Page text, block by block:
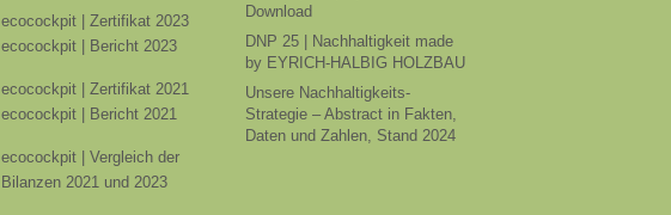
ecocockpit | Zertifikat 2023
ecocockpit | Bericht 2023
ecocockpit | Zertifikat 2021
ecocockpit | Bericht 2021
ecocockpit | Vergleich der
Bilanzen 2021 und 2023
Download
DNP 25 | Nachhaltigkeit made
by EYRICH-HALBIG HOLZBAU
Unsere Nachhaltigkeits-
Strategie – Abstract in Fakten,
Daten und Zahlen, Stand 2024